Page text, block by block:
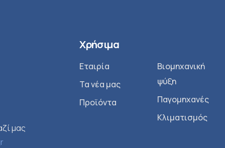
μας
Χρήσιμα
Εταιρία
Τα νέα μας
Προϊόντα
Βιομηχανική
ψύξη
Παγομηχανές
Κλιματισμός